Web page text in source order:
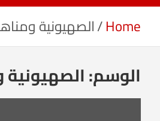
Home الصهيونية
الوسم: